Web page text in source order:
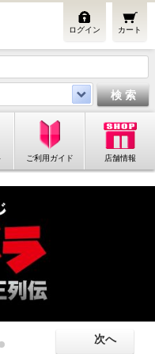
カート
ログイン
ご利用ガイド 店舗情報